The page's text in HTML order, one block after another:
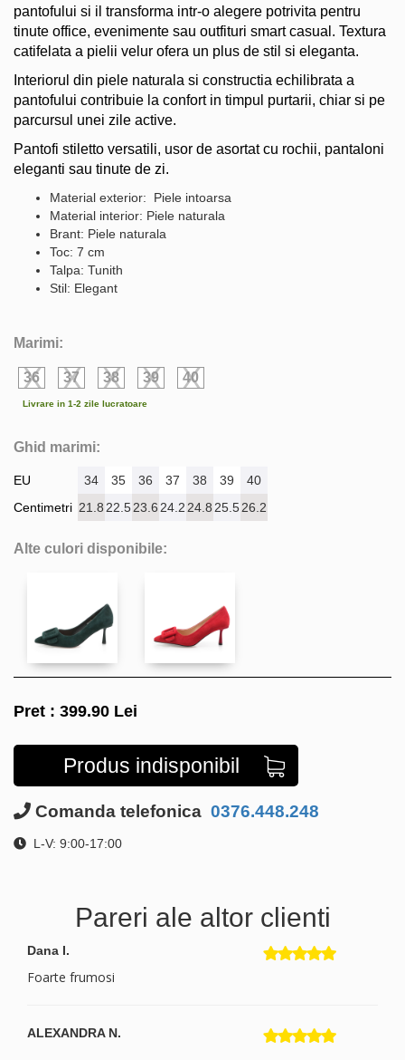
pantofului si il transforma intr-o alegere potrivita pentru
tinute office, evenimente sau outfituri smart casual. Textura
catifelata a pielii velur ofera un plus de stil si eleganta.
Interiorul din piele naturala si constructia echilibrata a
pantofului contribuie la confort in timpul purtarii, chiar si pe
parcursul unei zile active.
Pantofi stiletto versatili, usor de asortat cu rochii, pantaloni
eleganti sau tinute de zi.
Material exterior: Piele intoarsa
Material interior: Piele naturala
Brant: Piele naturala
Toc: 7 cm
Talpa: Tunith
Stil: Elegant
Marimi:
36 37 38 39 40
Livrare in 1-2 zile lucratoare
Ghid marimi:
EU
Centimetri
34 35 36 37 38 39
40
21.8 22.523.6 24.2 24.8 25.526.2
Alte culori disponibile:
Pret : 399.90 Lei
Produs indisponibil
Comanda telefonica 0376.448.248
L-V: 9:00-17:00
Pareri ale altor clienti
Dana I.
Foarte frumosi
ALEXANDRA N.